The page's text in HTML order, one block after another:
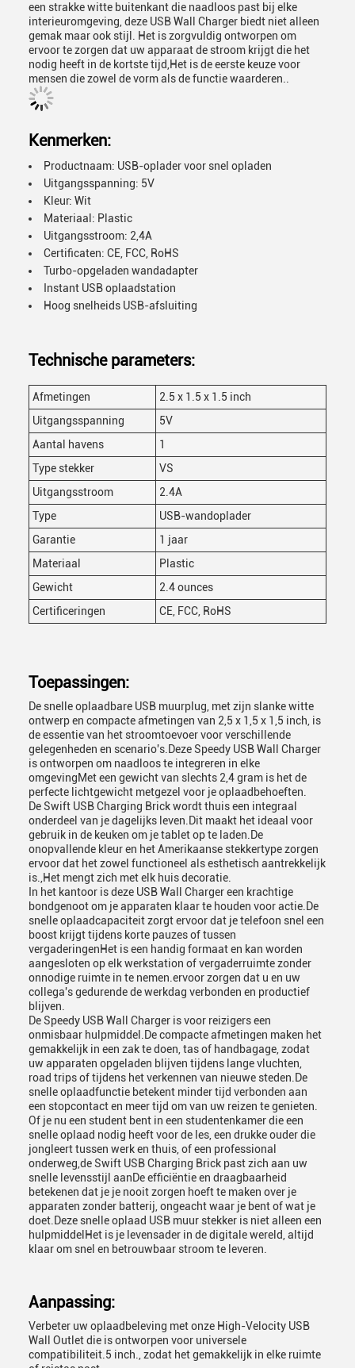
een strakke witte buitenkant die naadloos past bij elke
interieuromgeving, deze USB Wall Charger biedt niet alleen
gemak maar ook stijl. Het is zorgvuldig ontworpen om
ervoor te zorgen dat uw apparaat de stroom krijgt die het
nodig heeft in de kortste tijd,Het is de eerste keuze voor
mensen die zowel de vorm als de functie waarderen..
Kenmerken:
Productnaam: USB-oplader voor snel opladen
Uitgangsspanning: 5V
Kleur: Wit
Materiaal: Plastic
Uitgangsstroom: 2,4A
Certificaten: CE, FCC, RoHS
Turbo-opgeladen wandadapter
Instant USB oplaadstation
Hoog snelheids USB-afsluiting
Technische parameters:
Afmetingen
2.5 x 1.5 x 1.5 inch
Uitgangsspanning
5V
Aantal havens
1
Type stekker
VS
Uitgangsstroom
2.4A
Type
USB-wandoplader
Garantie
1 jaar
Materiaal
Plastic
Gewicht
2.4 ounces
Certificeringen
CE, FCC, RoHS
Toepassingen:
De snelle oplaadbare USB muurplug, met zijn slanke witte
ontwerp en compacte afmetingen van 2,5 x 1,5 x 1,5 inch, is
de essentie van het stroomtoevoer voor verschillende
gelegenheden en scenario's.Deze Speedy USB Wall Charger
is ontworpen om naadloos te integreren in elke
omgevingMet een gewicht van slechts 2,4 gram is het de
perfecte lichtgewicht metgezel voor je oplaadbehoeften.
De Swift USB Charging Brick wordt thuis een integraal
onderdeel van je dagelijks leven.Dit maakt het ideaal voor
gebruik in de keuken om je tablet op te laden.De
onopvallende kleur en het Amerikaanse stekkertype zorgen
ervoor dat het zowel functioneel als esthetisch aantrekkelijk
is.,Het mengt zich met elk huis decoratie.
In het kantoor is deze USB Wall Charger een krachtige
bondgenoot om je apparaten klaar te houden voor actie.De
snelle oplaadcapaciteit zorgt ervoor dat je telefoon snel een
boost krijgt tijdens korte pauzes of tussen
vergaderingenHet is een handig formaat en kan worden
aangesloten op elk werkstation of vergaderruimte zonder
onnodige ruimte in te nemen.ervoor zorgen dat u en uw
collega's gedurende de werkdag verbonden en productief
blijven.
De Speedy USB Wall Charger is voor reizigers een
onmisbaar hulpmiddel.De compacte afmetingen maken het
gemakkelijk in een zak te doen, tas of handbagage, zodat
uw apparaten opgeladen blijven tijdens lange vluchten,
road trips of tijdens het verkennen van nieuwe steden.De
snelle oplaadfunctie betekent minder tijd verbonden aan
een stopcontact en meer tijd om van uw reizen te genieten.
Of je nu een student bent in een studentenkamer die een
snelle oplaad nodig heeft voor de les, een drukke ouder die
jongleert tussen werk en thuis, of een professional
onderweg,de Swift USB Charging Brick past zich aan uw
snelle levensstijl aanDe efficiëntie en draagbaarheid
betekenen dat je je nooit zorgen hoeft te maken over je
apparaten zonder batterij, ongeacht waar je bent of wat je
doet.Deze snelle oplaad USB muur stekker is niet alleen een
hulpmiddelHet is je levensader in de digitale wereld, altijd
klaar om snel en betrouwbaar stroom te leveren.
Aanpassing:
Verbeter uw oplaadbeleving met onze High-Velocity USB
Wall Outlet die is ontworpen voor universele
compatibiliteit.5 inch., zodat het gemakkelijk in elke ruimte